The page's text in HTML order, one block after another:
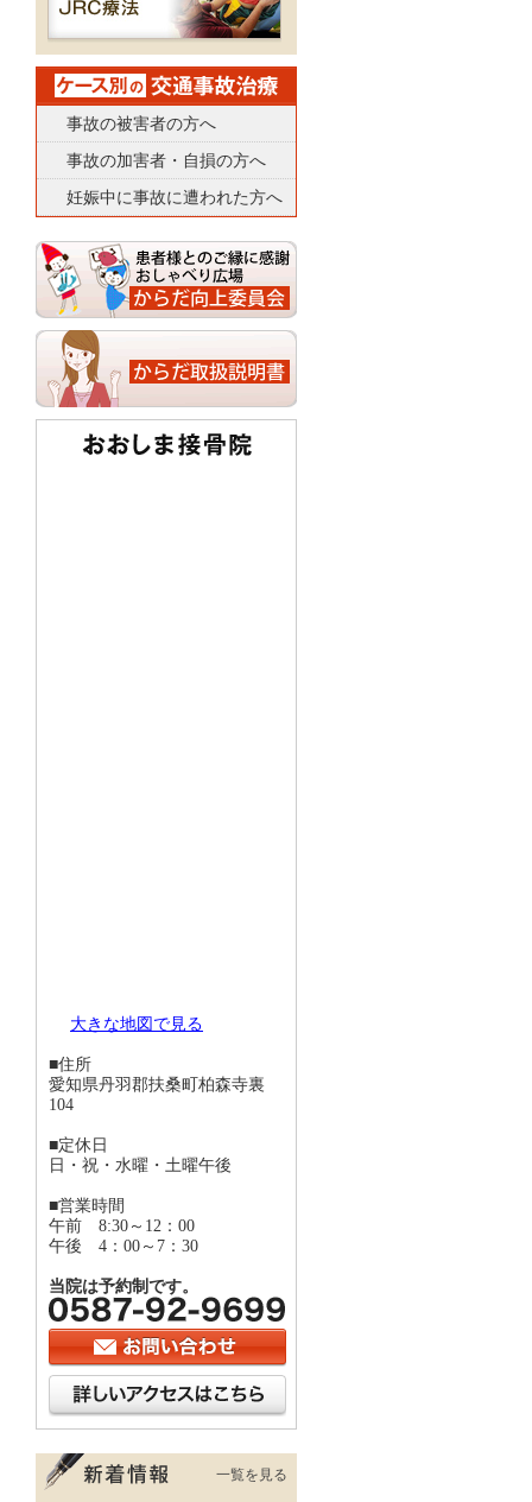
事故の被害者の方へ
事故の加害者・自損の方へ
妊娠中に事故に遭われた方へ
大きな地図で見る
■住所
愛知県丹羽郡扶桑町柏森寺裏
104
■定休日
日・祝・水曜・土曜午後
■営業時間
午前 8:30～12：00
午後 4：00～7：30
当院は予約制です。
一覧を見る